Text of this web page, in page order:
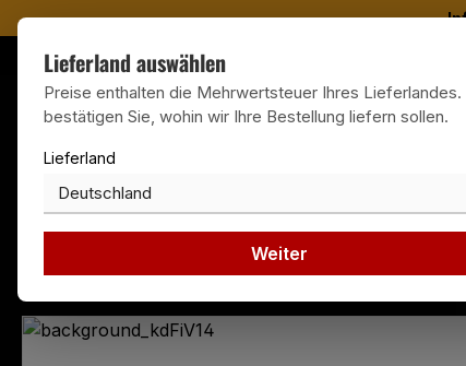
Hauptinhalt springen
Zur Suche springen
Weltweiter Versand
Deutsch Lieferland: Deutschland
UAB KDFI
Lieferland auswählen
Preise enthalten die Mehrwertsteuer Ihres Lieferlandes.
bestätigen Sie, wohin wir Ihre Bestellung liefern sollen.
Lieferland
Weiter